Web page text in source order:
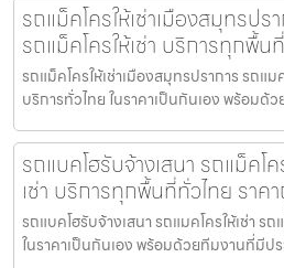
รถแม็คโครให้เช่าเมืองสมุทรป
รถแม็คโครให้เช่า บริการทุกพื้น
รถแม็คโครให้เช่าเมืองสมุทรปราการ รถแม
บริการทั่วไทย ในราคาเป็นกันเอง พร้อมด้
รถแบคโฮรับจ้างเสนา รถแม็คโ
เช่า บริการทุกพื้นที่ทั่วไทย ราค
รถแบคโฮรับจ้างเสนา รถแมคโครให้เช่า ร
ในราคาเป็นกันเอง พร้อมด้วยทีมงานที่มีป